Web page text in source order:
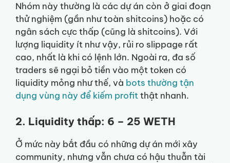
Nhóm này thường là các dự án còn ở giai đoạn
thử nghiệm (gần như toàn shitcoins) hoặc có
ngân sách cực thấp (cũng là shitcoins). Với
lượng liquidity ít như vậy, rủi ro slippage rất
cao, nhất là khi có lệnh lớn. Ngoài ra, đa số
traders sẽ ngại bỏ tiền vào một token có
liquidity mỏng như thế, và bots thường tận
dụng vùng này để kiếm profitthật nhanh.
2. Liquidity thấp: 6 – 25 WETH
Ở mức này bắt đầu có những dự án mới xây
community, nhưng vẫn chưa có hậu thuẫn tài